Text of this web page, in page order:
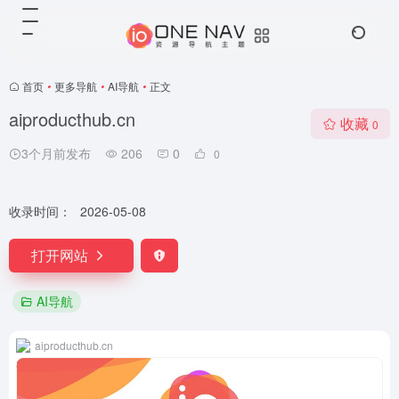
首页 • 更多导航 • AI导航 • 正文
aiproducthub.cn
3个月前发布 206 0 0
收藏 0
收录时间： 2026-05-08
打开网站
AI导航
aiproducthub.cn